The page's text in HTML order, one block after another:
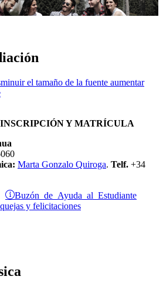
el tamaño de la fuente aumentar
Y MATRÍCULA
Marta Gonzalo Quiroga. Telf. +34
Buzón de Ayuda al Estudiante
y felicitaciones